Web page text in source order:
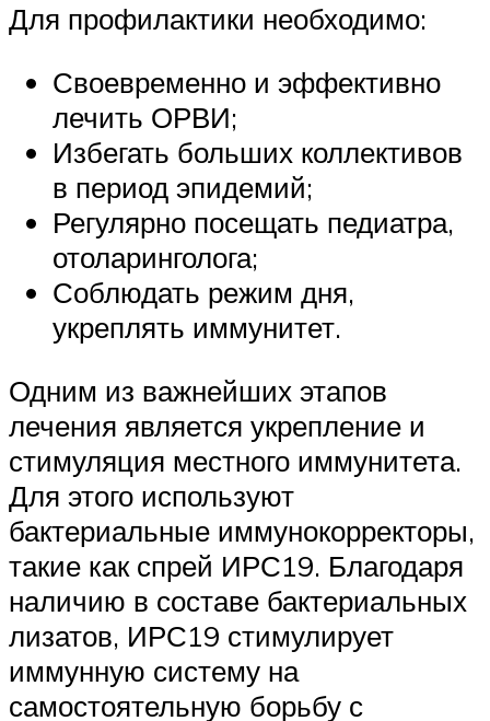
Для профилактики необходимо:
Своевременно и эффективно
лечить ОРВИ;
Избегать больших коллективов
в период эпидемий;
Регулярно посещать педиатра,
отоларинголога;
Соблюдать режим дня,
укреплять иммунитет.
Одним из важнейших этапов
лечения является укрепление и
стимуляция местного иммунитета.
Для этого используют
бактериальные иммунокорректоры,
такие как спрей ИРС19. Благодаря
наличию в составе бактериальных
лизатов, ИРС19 стимулирует
иммунную систему на
самостоятельную борьбу с